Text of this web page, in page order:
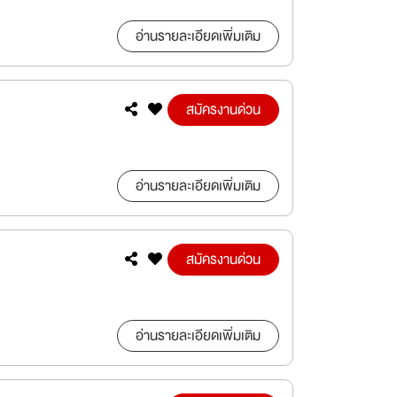
อ่านรายละเอียดเพิ่มเติม
สมัครงานด่วน
อ่านรายละเอียดเพิ่มเติม
สมัครงานด่วน
อ่านรายละเอียดเพิ่มเติม